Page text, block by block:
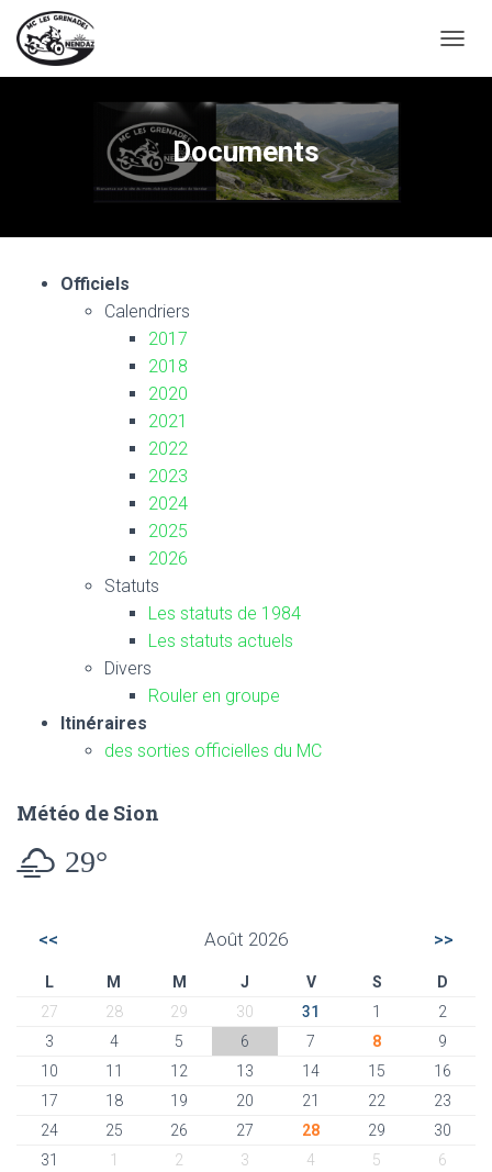
É
Documents
Officiels
Calendriers
2017
2018
2020
2021
2022
2023
2024
2025
2026
Statuts
Les statuts de 1984
Les statuts actuels
Divers
Rouler en groupe
Itinéraires
des sorties officielles du MC
Météo de Sion
29°
<< Août 2026 >>
L M M J V S
D
27
28 29 30 31 1
2
3
4 5 6 7 8
9
10
11 12 13 14 15
16
17
18 19 20 21 22
23
24
25 26 27 28 29
30
31
1 2 3 4 5 6